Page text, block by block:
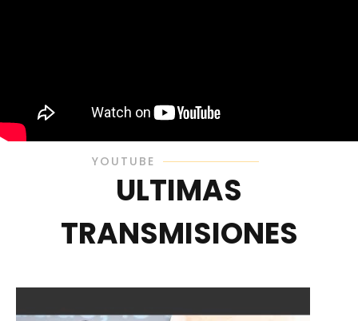
YOUTUBE
ULTIMAS
TRANSMISIONES